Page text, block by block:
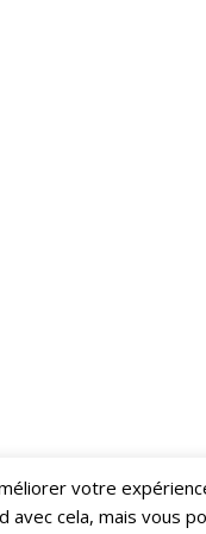
du Poing !
votre
avec cela, mais vous